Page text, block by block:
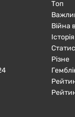
Топ
Війна
Історія
Різне